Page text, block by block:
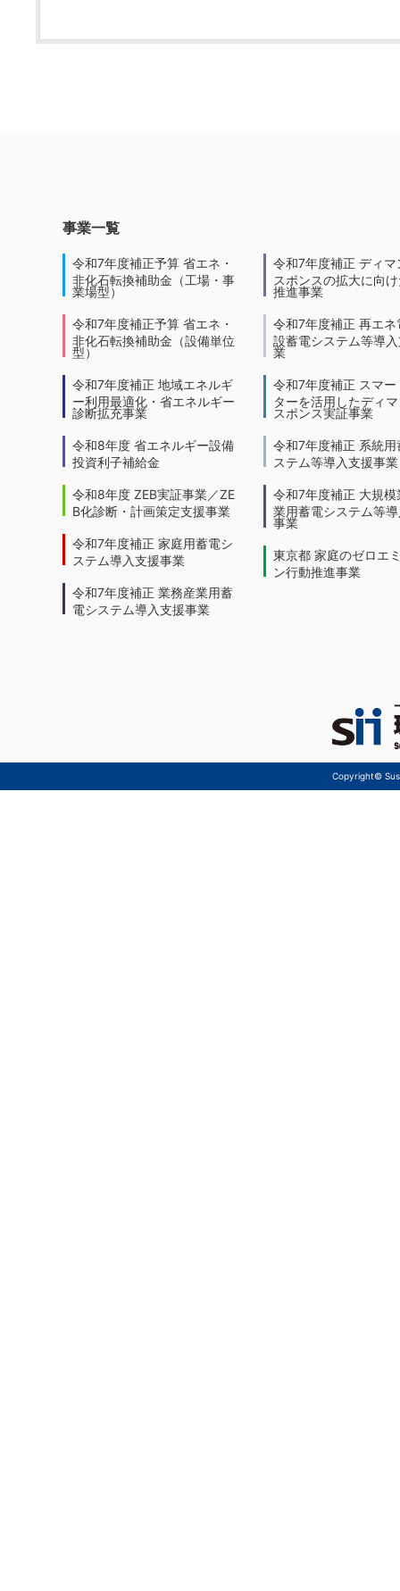
事業一覧
令和7年度補正予算 省エネ・
非化石転換補助金（工場・事
業場型）
令和7年度補正予算 省エネ・
非化石転換補助金（設備単位
型）
令和7年度補正 地域エネルギ
ー利用最適化・省エネルギー
診断拡充事業
令和8年度 省エネルギー設備
投資利子補給金
令和8年度 ZEB実証事業／ZE
B化診断・計画策定支援事業
令和7年度補正 家庭用蓄電シ
ステム導入支援事業
令和7年度補正 業務産業用蓄
電システム導入支援事業
令和7年度補正 ディマ
スポンスの拡大に向
推進事業
令和7年度補正 再エネ
設蓄電システム等導
業
令和7年度補正 スマー
ターを活用したディ
スポンス実証事業
令和7年度補正 系統用
ステム等導入支援事業
令和7年度補正 大規模
業用蓄電システム等
事業
東京都 家庭のゼロエ
ン行動推進事業
Copyright©